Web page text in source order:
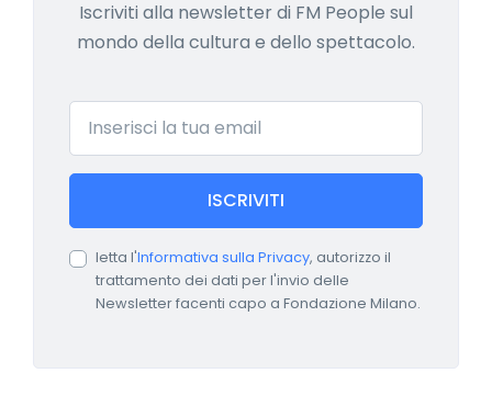
Iscriviti alla newsletter di FM People sul
mondo della cultura e dello spettacolo.
Email
ISCRIVITI
letta l'Informativa sulla Privacy, autorizzo il
trattamento dei dati per l'invio delle
Newsletter facenti capo a Fondazione Milano.